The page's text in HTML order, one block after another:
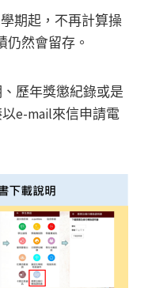
期起，不再計算操
仍然會留存。
歷年獎懲紀錄或是
e-mail來信申請電